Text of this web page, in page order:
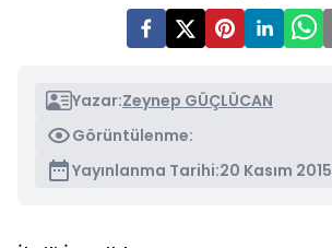
Yazar:Zeynep GÜÇLÜCAN
Görüntülenme:
Yayınlanma Tarihi:20 Kasım 2015